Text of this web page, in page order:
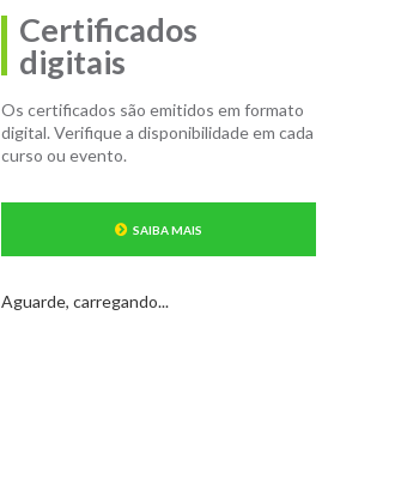
Certificados
digitais
Os certificados são emitidos em formato
digital. Verifique a disponibilidade em cada
curso ou evento.
SAIBA MAIS
Aguarde, carregando...